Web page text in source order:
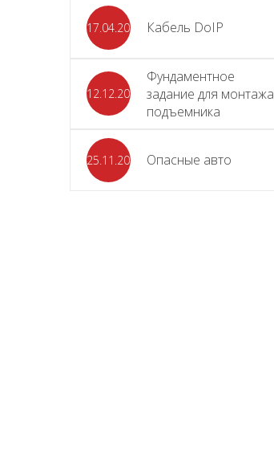
17.04.2024 Кабель DoIP
12.12.2023
Фундаментное
задание для монтажа
подъемника
25.11.2023 Опасные авто